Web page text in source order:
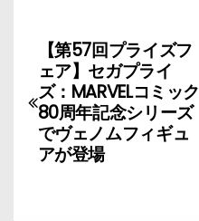
稿
ナ
ビ
ゲ
【第57回プライズフ
ェア】セガプライ
ズ：MARVELコミック
80周年記念シリーズ
でヴェノムフィギュ
アが登場